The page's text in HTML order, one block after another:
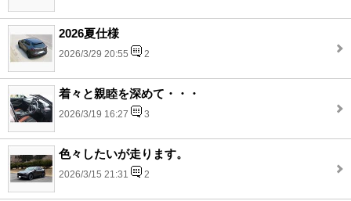
2026夏仕様
2026/3/29 20:55 2
着々と親睦を深めて・・・
2026/3/19 16:27 3
色々したいが走ります。
2026/3/15 21:31 2